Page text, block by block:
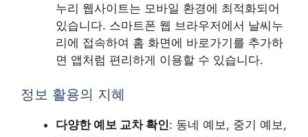
누리 웹사이트는 모바일 환경에 최적화되어
있습니다. 스마트폰 웹 브라우저에서 날씨누
리에 접속하여 홈 화면에 바로가기를 추가하
면 앱처럼 편리하게 이용할 수 있습니다.
정보 활용의 지혜
다양한 예보 교차 확인: 동네 예보, 중기 예보,